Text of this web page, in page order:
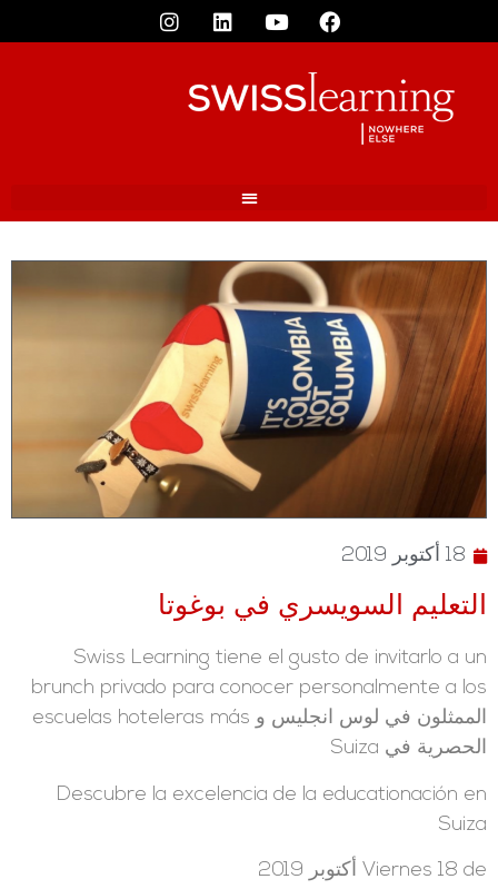
18 أكتوبر 2019
التعليم السويسري في بوغوتا
Swiss Learning tiene el gusto de invitarlo a un
brunch privado para conocer personalmente a los
الممثلون في لوس انجليس و escuelas hoteleras más
الحصرية في Suiza
Descubre la excelencia de la educationación en
Suiza
Viernes 18 de أكتوبر 2019